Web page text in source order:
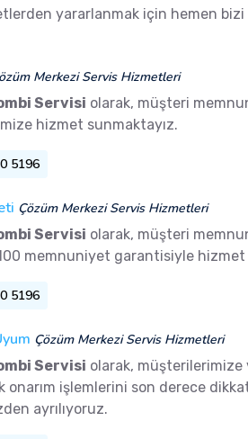
yararlanmak için hemen bizi
Merkezi Servis Hizmetleri
Servisi olarak, müşteri
hizmet sunmaktayız.
5196
Çözüm Merkezi Servis Hizmetleri
Servisi olarak, müşteri
memnuniyet garantisiyle
5196
Çözüm Merkezi Servis Hizmetleri
Servisi olarak,
onarım işlemlerini son derece
ayrılıyoruz.